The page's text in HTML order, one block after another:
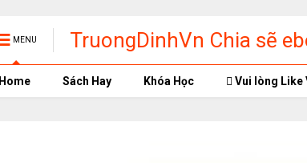
MENU
TruongDinhVn Chia sẽ
phần mềm học tập miễn
Home Sách Hay Khóa Học Vui lòng Like